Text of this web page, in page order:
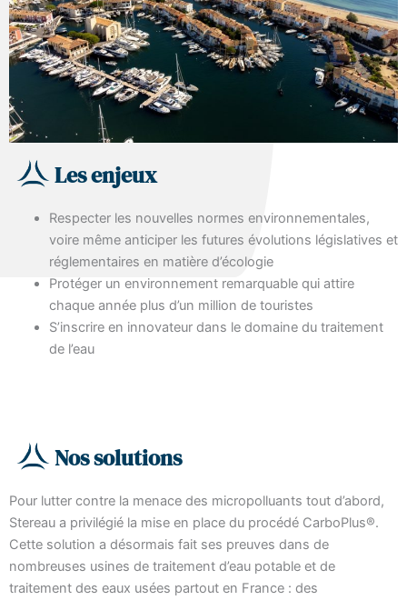
Les enjeux
Respecter les nouvelles normes environnementales,
voire même anticiper les futures évolutions législatives et
réglementaires en matière d’écologie
Protéger un environnement remarquable qui attire
chaque année plus d’un million de touristes
S’inscrire en innovateur dans le domaine du traitement
de l’eau
Nos solutions
Pour lutter contre la menace des micropolluants tout d’abord,
Stereau a privilégié la mise en place du procédé CarboPlus®.
Cette solution a désormais fait ses preuves dans de
nombreuses usines de traitement d’eau potable et de
traitement des eaux usées partout en France : des